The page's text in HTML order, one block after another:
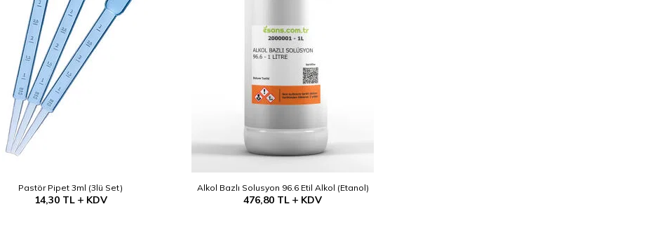
Pastör Pipet 3ml (3lü Set)
14,30TL KDV
Alkol Bazlı Solusyon 96.6 Etil Alkol (Etanol)
476,80 TL KDV